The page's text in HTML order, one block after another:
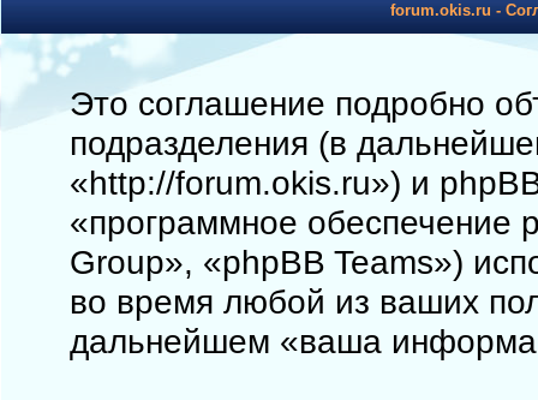
forum.okis.ru -
Это соглашение подробно
подразделения (в
«http://forum.okis.ru») и
«программное обеспечение
Group», «phpBB Teams»)
во время любой из ваших
дальнейшем «ваша